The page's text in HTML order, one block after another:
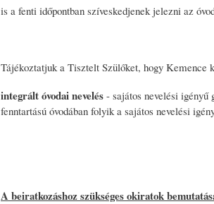
is a fenti időpontban szíveskedjenek jelezni az
Tájékoztatjuk a Tisztelt Szülőket, hogy Kemence
integrált óvodai nevelés - sajátos nevelési
fenntartású óvodában folyik a sajátos nevelési
A beiratkozáshoz szükséges okiratok